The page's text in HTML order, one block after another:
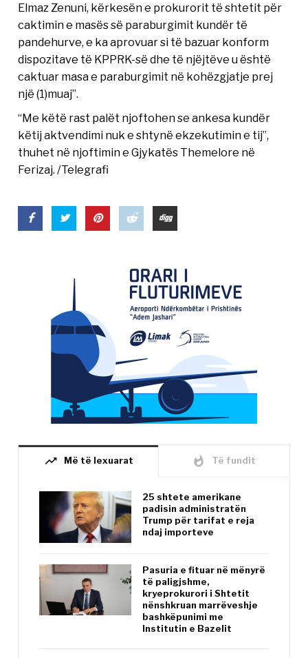
Elmaz Zenuni, kërkesën e prokurorit të shtetit për
caktimin e masës së paraburgimit kundër të
pandehurve, e ka aprovuar si të bazuar konform
dispozitave të KPPRK-së dhe të njëjtëve u është
caktuar masa e paraburgimit në kohëzgjatje prej
një (1)muaj”.
“Me këtë rast palët njoftohen se ankesa kundër
këtij aktvendimi nuk e shtynë ekzekutimin e tij”,
thuhet në njoftimin e Gjykatës Themelore në
Ferizaj. /Telegrafi
trending_up Më të lexuarat whatshot Të fundit
25 shtete amerikane
padisin administratën
Trump për tarifat e reja
ndaj importeve
Pasuria e fituar në mënyrë
të paligjshme,
kryeprokurori i Shtetit
nënshkruan marrëveshje
bashkëpunimi me
Institutin e Bazelit